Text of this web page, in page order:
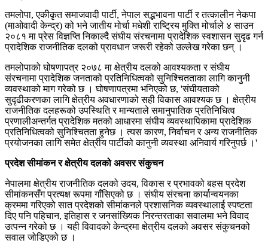
तमलोपा, एकीकृत समाजवादी पार्टी, नेपाल सद्भभावना पार्टी र तत्कालीन नेकपा
(माओवादी केन्द्र) को भने जातीय मोर्चा मधेशी राष्ट्रिय मुक्ति मोर्चाले ४ साउन
२०८१ मा प्रेस विज्ञप्ति निकाल्दै संघीय संरचनामा प्रादेशिक स्वशासन सुदृढ गर्न
प्रादेशिक राजनीतिक दलको प्रावधान जरूरी रहेको उल्लेख गरेका छन् ।
तमलोपाको घोषणापत्र २०७८ मा क्षेत्रीय दलको आवश्यकता र संघीय
संरचनामा प्रादेशिक जनताको प्रतिनिधित्वको सुनिश्चितताका लागि कानुनी
व्यवस्थाको माग गरेको छ । घोषणापत्रमा भनिएको छ, 'संघीयताको
सुदृढीकरणका लागि क्षेत्रीय अवधारणाको सही विकास आवश्यक छ । क्षेत्रीय
राजनीतिक दलहरूको उपस्थिति र मान्यताले समानुपातिक प्रतिनिधित्व
प्रणालीअन्तर्गत प्रादेशिक मतको आधारमा संघीय व्यवस्थापिकामा प्रादेशिक
प्रतिनिधित्वको सुनिश्चितता हुनेछ । त्यस कारण, निर्वाचन र अन्य राजनीतिक
प्रयोजनका लागि समेत क्षेत्रीय पार्टीको कानुनी व्यवस्था अनिवार्य गरिनुपर्छ ।'
प्रदेश सीमांकन र क्षेत्रीय दलको अवसर संकुचन
नेपालमा क्षेत्रीय राजनीतिक दलको उदय, विकास र प्रभावको बहस प्रदेश
सीमांकनसँग प्रत्यक्ष रूपमा गाँसिएको छ । संघीय संरचना कार्यान्वयनका
क्रममा गरिएको सात प्रदेशको सीमांकनले प्रशासनिक व्यवस्थालाई स्पष्टता
दिए पनि पहिचान, इतिहास र जनसांख्यिक निरन्तरताका सवालमा भने विवाद
उत्पन्न गरेको छ । यही विवादको केन्द्रमा क्षेत्रीय दलको अवसर संकुचनको
सवाल जोडिएको छ ।